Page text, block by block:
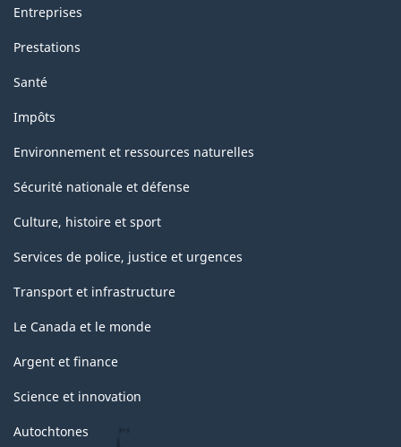
Entreprises
Prestations
Santé
Impôts
Environnement et ressources naturelles
Sécurité nationale et défense
Culture, histoire et sport
Services de police, justice et urgences
Transport et infrastructure
Le Canada et le monde
Argent et finance
Science et innovation
Autochtones